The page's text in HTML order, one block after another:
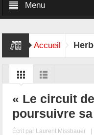
Menu
Accueil
« Le circuit
poursuivre
Écrit par Laurent Missbauer |